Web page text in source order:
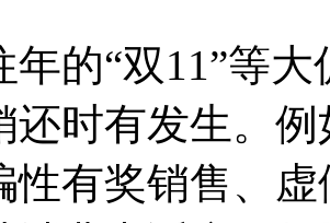
“双11”等大
还时有发生。
性有奖销售、